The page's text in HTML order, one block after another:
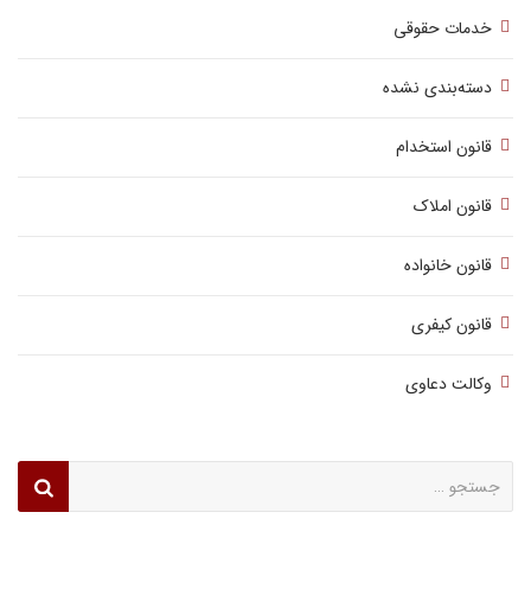
خدمات حقوقی
دسته‌بندی نشده
قانون استخدام
قانون املاک
قانون خانواده
قانون کیفری
وکالت دعاوی
برای: